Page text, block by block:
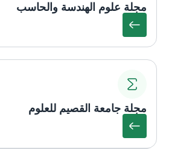
مجلة علوم الهندسة والحاسب
مجلة جامعة القصيم للعلوم